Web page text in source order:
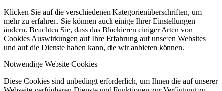
Klicken Sie auf die verschiedenen Kategorienüberschriften, um
mehr zu erfahren. Sie können auch einige Ihrer Einstellungen
ändern. Beachten Sie, dass das Blockieren einiger Arten von
Cookies Auswirkungen auf Ihre Erfahrung auf unseren Websites
und auf die Dienste haben kann, die wir anbieten können.
Notwendige Website Cookies
Diese Cookies sind unbedingt erforderlich, um Ihnen die auf unserer